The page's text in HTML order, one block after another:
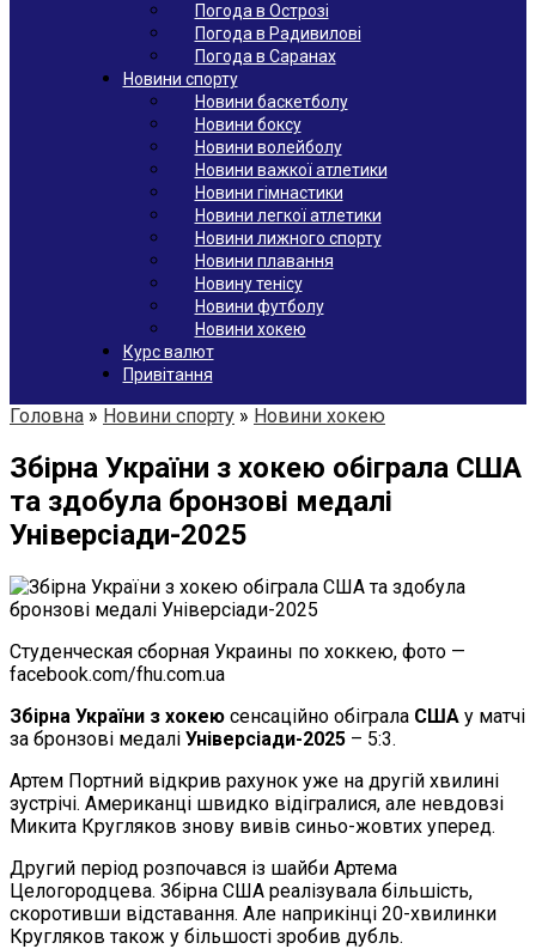
Погода в Острозі
Погода в Радивилові
Погода в Саранах
Новини спорту
Новини баскетболу
Новини боксу
Новини волейболу
Новини важкої атлетики
Новини гімнастики
Новини легкої атлетики
Новини лижного спорту
Новини плавання
Новину тенісу
Новини футболу
Новини хокею
Курс валют
Привітання
Головна » Новини спорту » Новини хокею
Збірна України з хокею обіграла США
та здобула бронзові медалі
Універсіади-2025
Студенческая сборная Украины по хоккею, фото —
facebook.com/fhu.com.ua
Збірна України з хокею сенсаційно обіграла США у матчі
за бронзові медалі Універсіади-2025 – 5:3.
Артем Портний відкрив рахунок уже на другій хвилині
зустрічі. Американці швидко відігралися, але невдовзі
Микита Кругляков знову вивів синьо-жовтих уперед.
Другий період розпочався із шайби Артема
Целогородцева. Збірна США реалізувала більшість,
скоротивши відставання. Але наприкінці 20-хвилинки
Кругляков також у більшості зробив дубль.